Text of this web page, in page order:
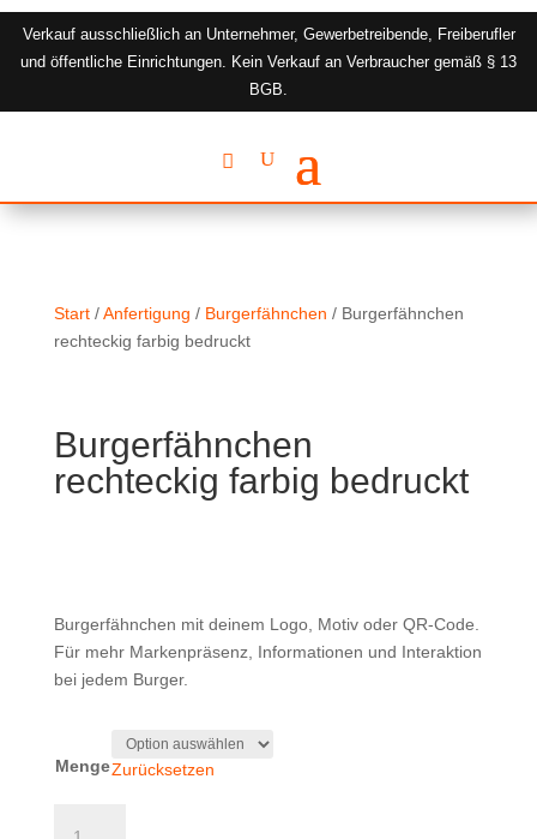
Verkauf ausschließlich an Unternehmer, Gewerbetreibende, Freiberufler
und öffentliche Einrichtungen. Kein Verkauf an Verbraucher gemäß § 13
BGB.
Start/Anfertigung / Burgerfähnchen / Burgerfähnchen
rechteckig farbig bedruckt
Burgerfähnchen
rechteckig farbig bedruckt
Burgerfähnchen mit deinem Logo, Motiv oder QR-Code.
Für mehr Markenpräsenz, Informationen und Interaktion
bei jedem Burger.
MengeZurücksetzen